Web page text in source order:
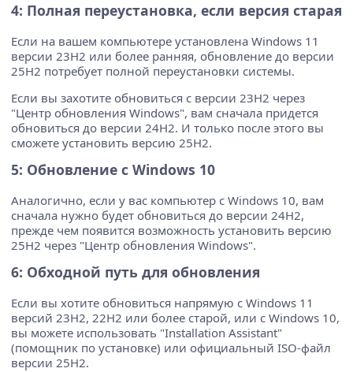
4: Полная переустановка, если версия старая
Если на вашем компьютере установлена Windows 11
версии 23H2 или более ранняя, обновление до версии
25H2 потребует полной переустановки системы.
Если вы захотите обновиться с версии 23H2 через
"Центр обновления Windows", вам сначала придется
обновиться до версии 24H2. И только после этого вы
сможете установить версию 25H2.
5: Обновление с Windows 10
Аналогично, если у вас компьютер с Windows 10, вам
сначала нужно будет обновиться до версии 24H2,
прежде чем появится возможность установить версию
25H2 через "Центр обновления Windows".
6: Обходной путь для обновления
Если вы хотите обновиться напрямую с Windows 11
версий 23H2, 22H2 или более старой, или с Windows 10,
вы можете использовать "Installation Assistant"
(помощник по установке) или официальный ISO-файл
версии 25H2.